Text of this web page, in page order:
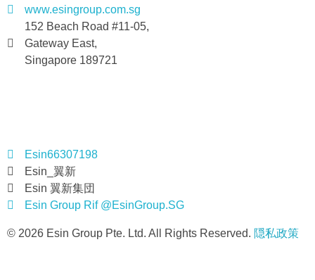
www.esingroup.com.sg
152 Beach Road #11-05,
Gateway East,
Singapore 189721
Esin66307198
Esin_翼新
Esin 翼新集団
Esin Group Rif @EsinGroup.SG
© 2026 Esin Group Pte. Ltd. All Rights Reserved. 隠私政策